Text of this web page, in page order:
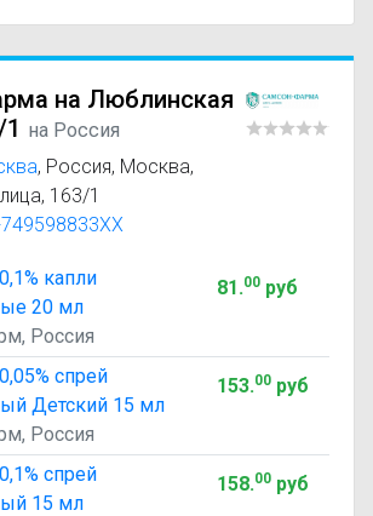
на Люблинская
на Россия
, Россия, Москва,
163/1
капли
20 мл
Россия
81.00руб
спрей
Детский 15 мл
Россия
153.00руб
спрей
15 мл
158.00руб